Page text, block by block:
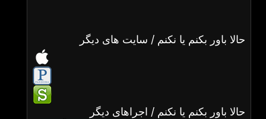
حالا باور بکنم یا نکنم / سایت های دیگر
حالا باور بکنم یا نکنم / اجراهای دیگر